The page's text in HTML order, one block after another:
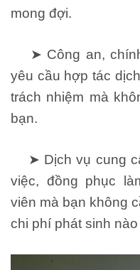
mong đợi.
➤ Công an,
yêu cầu hợp tác
trách nhiệm mà
bạn.
➤ Dịch vụ cung
việc, đồng phục
viên mà bạn không
chi phí phát sinh